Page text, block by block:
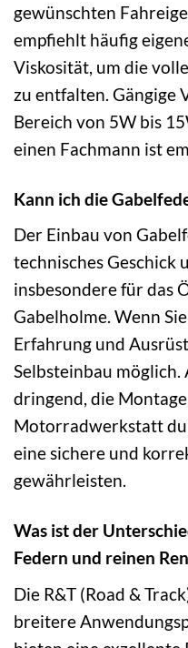
gewünschten
empfiehlt häufig
Viskosität, um die
zu entfalten. Gängige
Bereich von 5W bis
einen Fachmann ist
Kann ich die
Der Einbau von
technisches Geschick
insbesondere für das
Gabelholme. Wenn
Erfahrung und
Selbsteinbau
dringend, die
Motorradwerkstatt
eine sichere und
gewährleisten.
Was ist der
Federn und reinen
Die R&T (Road &
breitere